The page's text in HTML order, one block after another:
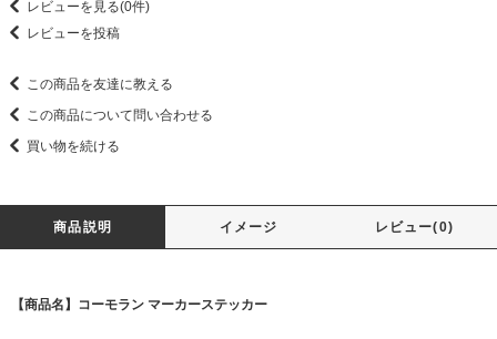
レビューを見る(0件)
レビューを投稿
この商品を友達に教える
この商品について問い合わせる
買い物を続ける
商品説明 イメージ レビュー(0)
【商品名】コーモラン マーカーステッカー